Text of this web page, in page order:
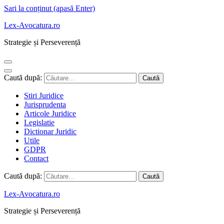
Sari la conținut (apasă Enter)
Lex-Avocatura.ro
Strategie și Perseverență
Caută după:
Stiri Juridice
Jurisprudenta
Articole Juridice
Legislatie
Dictionar Juridic
Utile
GDPR
Contact
Caută după:
Lex-Avocatura.ro
Strategie și Perseverență